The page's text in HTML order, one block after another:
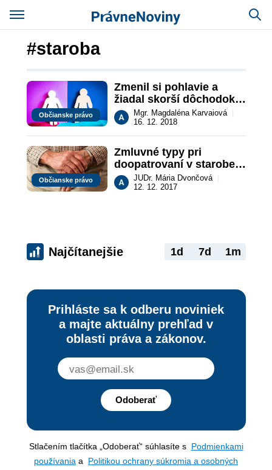
#staroba
Občianske právo
Zmenil si pohlavie a
žiadal skorší dôchodok
patriaci ženám
Mgr. Magdaléna Karvaiová
16. 12. 2018
Občianske právo
Zmluvné typy pri
doopatrovaní v starobe
a prípadnom prevode
nehnuteľnosti
JUDr. Mária Dvončová
12. 12. 2017
Najčítanejšie 1d 7d 1m
Prihláste sa k odberu noviniek
a majte aktuálny prehľad v
oblasti práva a zákonov.
Odoberať
Stlačením tlačítka „Odoberať“ súhlasíte s Podmienkami
používania a Politikou ochrany súkromia a osobných